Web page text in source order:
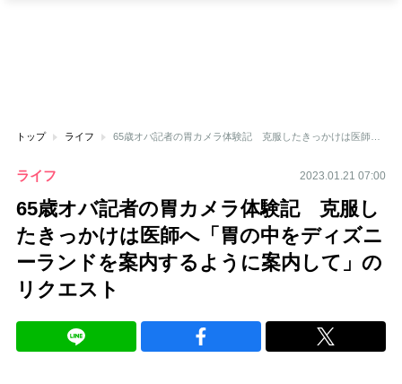
トップ ライフ 65歳オバ記者の胃カメラ体験記 克服したきっかけは医師へ「胃の中をディズニーランドを案内するように案内して」のリクエスト
ライフ 2023.01.21 07:00
65歳オバ記者の胃カメラ体験記 克服し
たきっかけは医師へ「胃の中をディズニ
ーランドを案内するように案内して」の
リクエスト